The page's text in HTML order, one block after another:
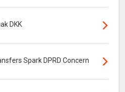
DKK
Spark DPRD Concern